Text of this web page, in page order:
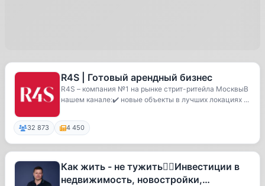
R4S | Готовый арендный бизнес
R4S – компания №1 на рынке стрит-ритейла МосквыВ
нашем канале:✔️ новые объекты в лучших локациях ...
32 873 4 450
Как жить - не тужить☝🏻Инвестиции в
недвижимость, новостройки,